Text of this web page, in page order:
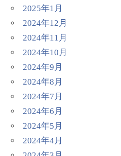
2025年1月
2024年12月
2024年11月
2024年10月
2024年9月
2024年8月
2024年7月
2024年6月
2024年5月
2024年4月